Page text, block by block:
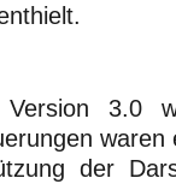
3.0
waren
der